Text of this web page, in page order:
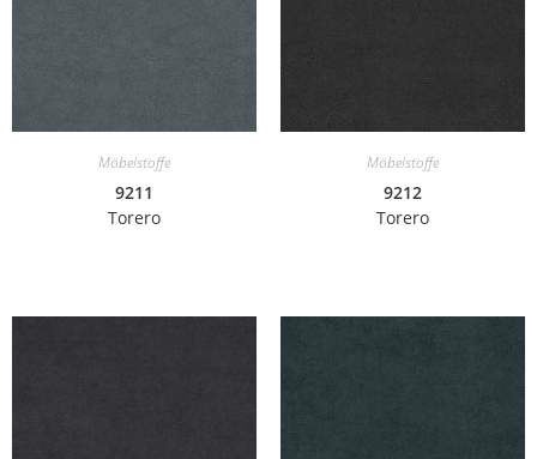
Möbelstoffe
9211
Torero
Möbelstoffe
9212
Torero